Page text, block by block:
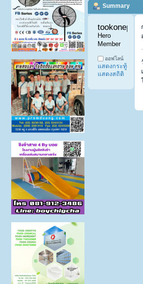
Summary
Hero
Member
ออฟไลน์
แสดงกระทู้
แสดงสถิติ